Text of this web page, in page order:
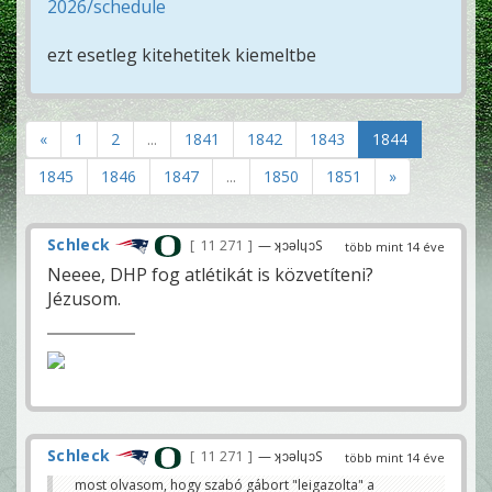
2026/schedule
ezt esetleg kitehetitek kiemeltbe
« 1 2 ... 1841 1842 1843
1844
1845
1846 1847 ... 1850 1851 »
több mint 14 éve
Schleck 11 271 — ʞɔǝlɥɔS
Neeee, DHP fog atlétikát is közvetíteni?
Jézusom.
több mint 14 éve
Schleck 11 271 — ʞɔǝlɥɔS
most olvasom, hogy szabó gábort "leigazolta" a